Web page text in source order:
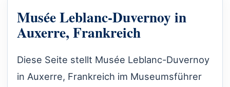
Musée Leblanc-Duvernoy in
Auxerre, Frankreich
Diese Seite stellt Musée Leblanc-Duvernoy
in Auxerre, Frankreich im Museumsführer